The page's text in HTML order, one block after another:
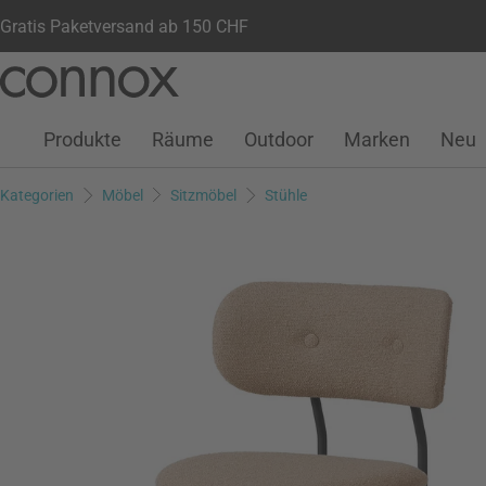
Gratis Paketversand ab 150 CHF
Seiteninhalt
Suchfeld
Kundenkonto
Wunschliste
Warenkorb
Produkte Räume Outdoor Marken Neu
Kategorien Möbel Sitzmöbel Stühle